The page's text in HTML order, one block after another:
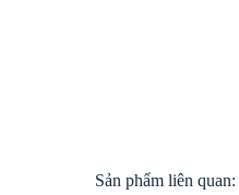
Sản phẩm liên quan: